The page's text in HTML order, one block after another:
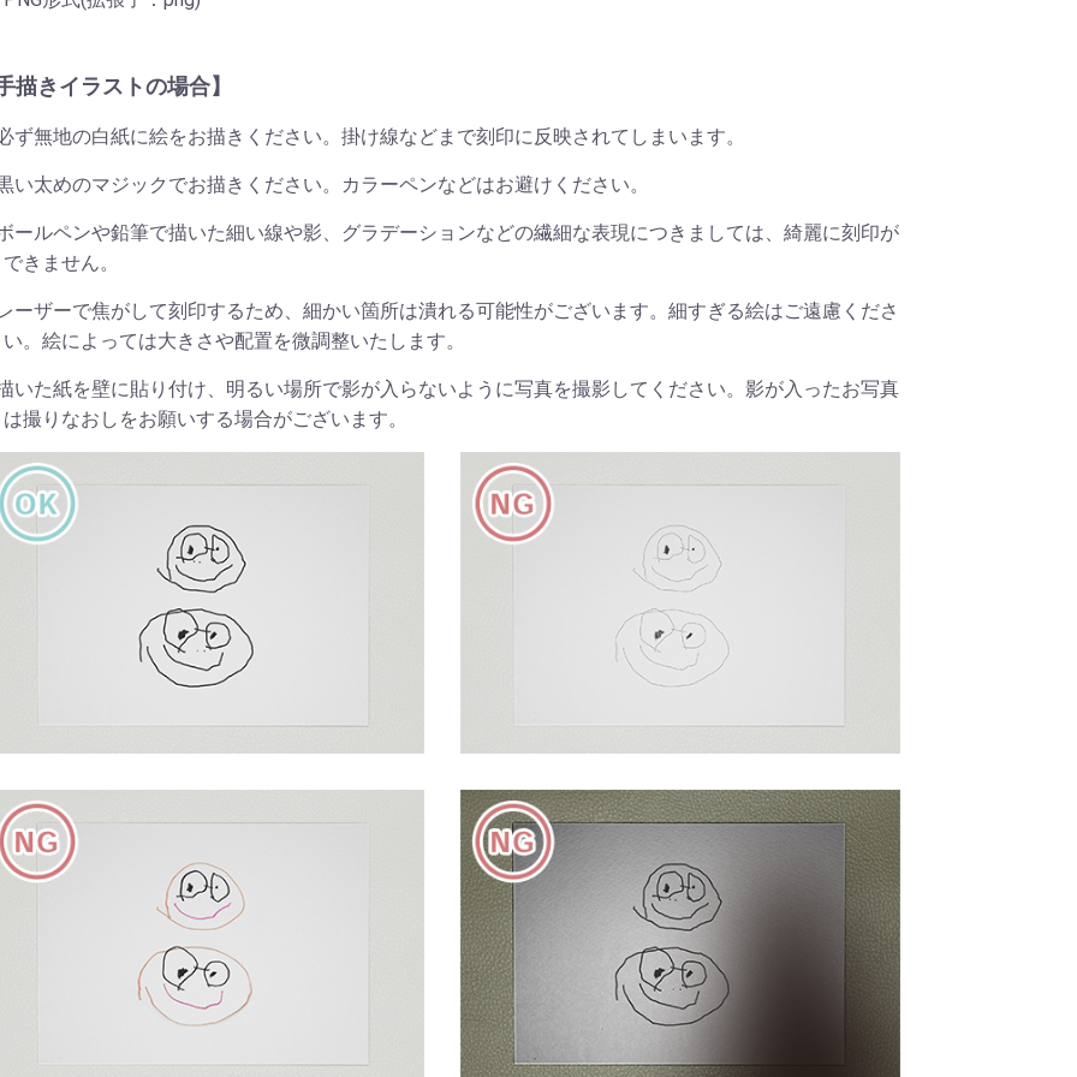
描きイラストの場合】
ず無地の白紙に絵をお描きください。掛け線などまで刻印に反映されてしまいます。
い太めのマジックでお描きください。カラーペンなどはお避けください。
ールペンや鉛筆で描いた細い線や影、グラデーションなどの繊細な表現につきましては、綺麗に刻印が
できません。
ーザーで焦がして刻印するため、細かい箇所は潰れる可能性がございます。細すぎる絵はご遠慮くださ
い。絵によっては大きさや配置を微調整いたします。
いた紙を壁に貼り付け、明るい場所で影が入らないように写真を撮影してください。影が入ったお写真
は撮りなおしをお願いする場合がございます。